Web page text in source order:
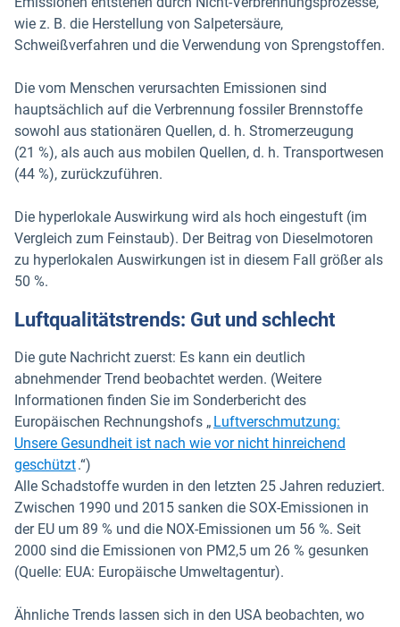
wie z. B. die Herstellung von Salpetersäure,
Schweißverfahren und die Verwendung von Sprengstoffen.
Die vom Menschen verursachten Emissionen sind
hauptsächlich auf die Verbrennung fossiler Brennstoffe
sowohl aus stationären Quellen, d. h. Stromerzeugung
(21 %), als auch aus mobilen Quellen, d. h. Transportwesen
(44 %), zurückzuführen.
Die hyperlokale Auswirkung wird als hoch eingestuft (im
Vergleich zum Feinstaub). Der Beitrag von Dieselmotoren
zu hyperlokalen Auswirkungen ist in diesem Fall größer als
50 %.
Luftqualitätstrends: Gut und schlecht
Die gute Nachricht zuerst: Es kann ein deutlich
abnehmender Trend beobachtet werden. (Weitere
Informationen finden Sie im Sonderbericht des
Europäischen Rechnungshofs „ Luftverschmutzung:
Unsere Gesundheit ist nach wie vor nicht hinreichend
geschütztIn neuem Fenster öffnen
.“)
Alle Schadstoffe wurden in den letzten 25 Jahren reduziert.
Zwischen 1990 und 2015 sanken die SOX-Emissionen in
der EU um 89 % und die NOX-Emissionen um 56 %. Seit
2000 sind die Emissionen von PM2,5 um 26 % gesunken
(Quelle: EUA: Europäische Umweltagentur).
Ähnliche Trends lassen sich in den USA beobachten, wo